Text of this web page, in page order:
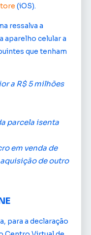
(iOS).
ressalva a
aparelho celular a
que tenham
a R$ 5 milhões
parcela isenta
em venda de
de outro
para a declaração